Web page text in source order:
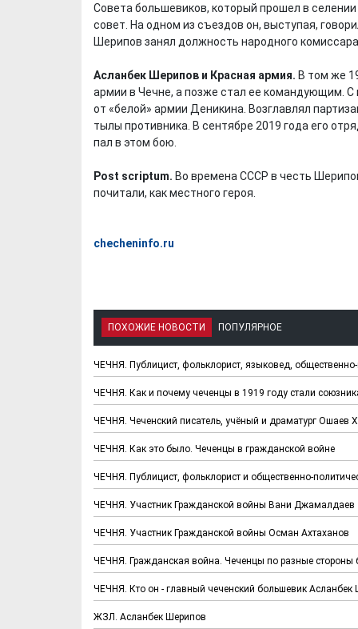
Совета большевиков, который прошел в
совет. На одном из съездов он, выступая,
Шерипов занял должность народного комиссара.
Асланбек Шерипов и Красная армия. В том же
армии в Чечне, а позже стал ее командующим. С
от «белой» армии Деникина. Возглавлял
тылы противника. В сентябре 2019 года его
пал в этом бою.
Post scriptum. Во времена СССР в честь
почитали, как местного героя.
checheninfo.ru
ПОХОЖИЕ НОВОСТИ ПОПУЛЯРНОЕ
ЧЕЧНЯ. Публицист, фольклорист, языковед,
ЧЕЧНЯ. Как и почему чеченцы в 1919 году стали
ЧЕЧНЯ. Чеченский писатель, учёный и драматург Ошаев
ЧЕЧНЯ. Как это было. Чеченцы в гражданской войне
ЧЕЧНЯ. Публицист, фольклорист и общественно-
ЧЕЧНЯ. Участник Гражданской войны Вани Джамалдаев
ЧЕЧНЯ. Участник Гражданской войны Осман Ахтаханов
ЧЕЧНЯ. Гражданская война. Чеченцы по разные стороны
ЧЕЧНЯ. Кто он - главный чеченский большевик Асланбек
ЖЗЛ. Асланбек Шерипов